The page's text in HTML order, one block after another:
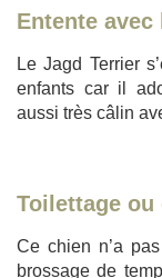
Entente
Le Jagd Terrier
enfants car il
aussi très câlin
Toilettage ou
Ce chien n’a
brossage de